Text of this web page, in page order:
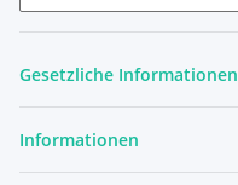
Gesetzliche Informationen
Informationen